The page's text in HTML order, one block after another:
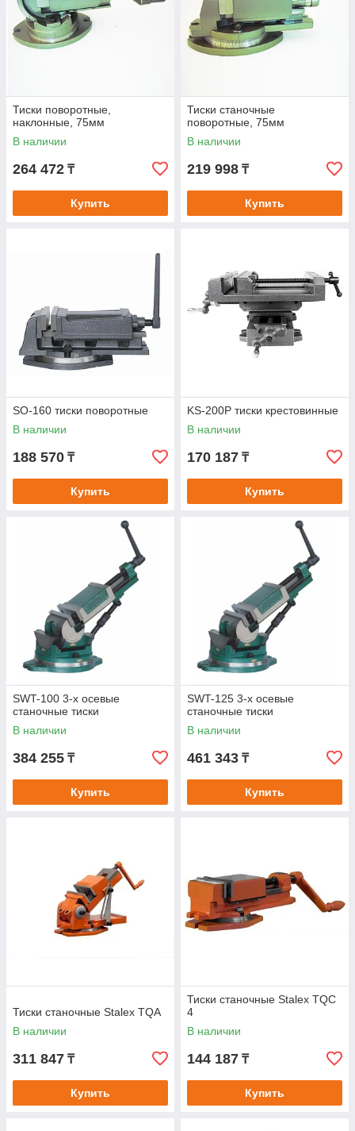
Тиски поворотные,
наклонные, 75мм
В наличии
264 472 ₸
Купить
Тиски станочные
поворотные, 75мм
В наличии
219 998 ₸
Купить
SO-160 тиски поворотные
В наличии
188 570 ₸
Купить
KS-200P тиски крестовинные
В наличии
170 187 ₸
Купить
SWT-100 3-х осевые
станочные тиски
В наличии
384 255 ₸
Купить
SWT-125 3-х осевые
станочные тиски
В наличии
461 343 ₸
Купить
Тиски станочные Stalex TQA
В наличии
311 847 ₸
Купить
Тиски станочные Stalex TQC
4
В наличии
144 187 ₸
Купить